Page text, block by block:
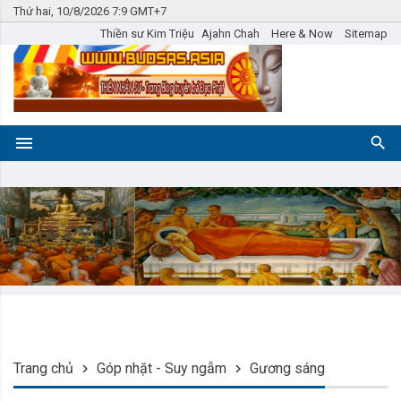
Thứ hai, 10/8/2026 7:9 GMT+7
Thiền sư Kim Triệu Ajahn Chah Here & Now Sitemap
Trang chủ Góp nhặt - Suy ngẫm Gương sáng